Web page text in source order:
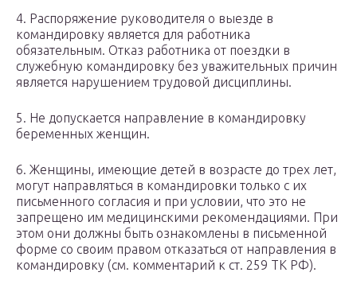
4. Распоряжение руководителя о выезде в
командировку является для работника
обязательным. Отказ работника от поездки в
служебную командировку без уважительных причин
является нарушением трудовой дисциплины.
5. Не допускается направление в командировку
беременных женщин.
6. Женщины, имеющие детей в возрасте до трех лет,
могут направляться в командировки только с их
письменного согласия и при условии, что это не
запрещено им медицинскими рекомендациями. При
этом они должны быть ознакомлены в письменной
форме со своим правом отказаться от направления в
командировку (см. комментарий к ст. 259 ТК РФ).